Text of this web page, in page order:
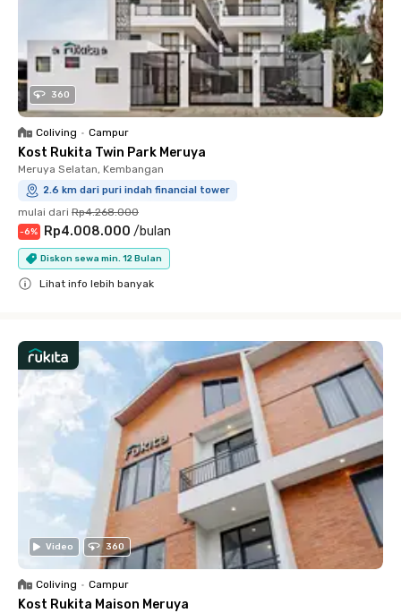
360
Coliving • Campur
Kost Rukita Twin Park Meruya
Meruya Selatan, Kembangan
2.6 km dari puri indah financial tower
mulai dari Rp4.268.000
-6% Rp4.008.000 /bulan
Diskon sewa min. 12 Bulan
Lihat info lebih banyak
Video 360
Coliving • Campur
Kost Rukita Maison Meruya